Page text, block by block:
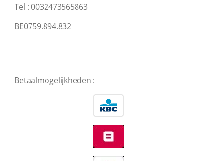
Tel : 0032473565863
BE0759.894.832
Betaalmogelijkheden :